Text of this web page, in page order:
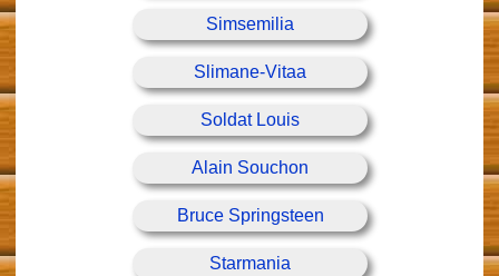
Simsemilia
Slimane-Vitaa
Soldat Louis
Alain Souchon
Bruce Springsteen
Starmania